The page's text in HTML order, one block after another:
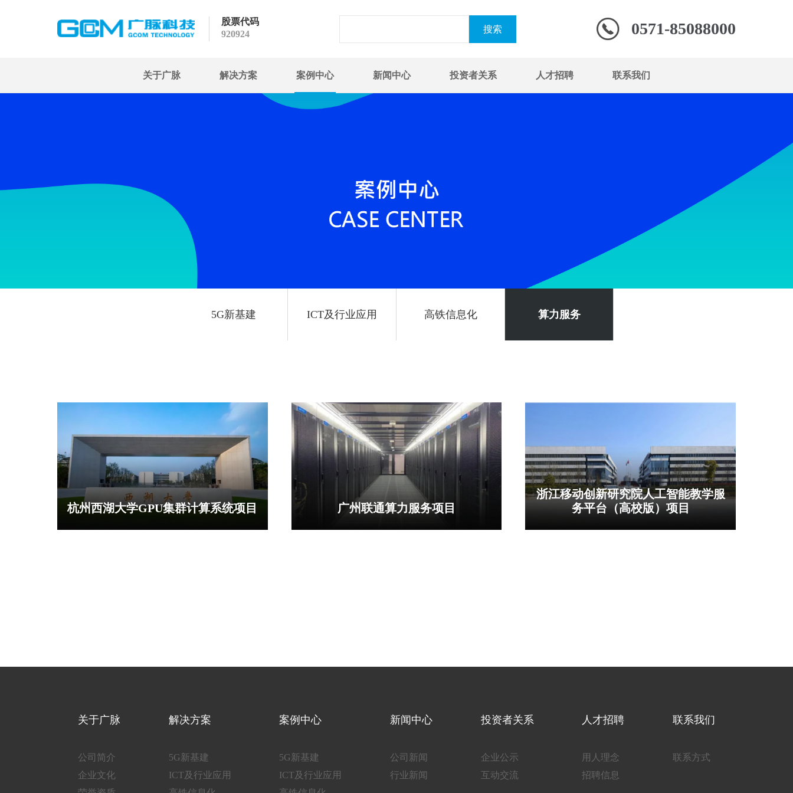
股票代码
920924
0571-85088000
关于广脉 解决方案 案例中心 新闻中心 投资者关系 人才招聘 联系我们
5G新基建 ICT及行业应用 高铁信息化 算力服务
杭州西湖大学GPU集群计算系统项目 广州联通算力服务项目
浙江移动创新研究院人工智能教学服
务平台（高校版）项目
关于广脉
公司简介
企业文化
解决方案
5G新基建
ICT及行业应用
案例中心
5G新基建
ICT及行业应用
新闻中心
公司新闻
行业新闻
投资者关系
企业公示
互动交流
人才招聘
用人理念
招聘信息
联系我们
联系方式